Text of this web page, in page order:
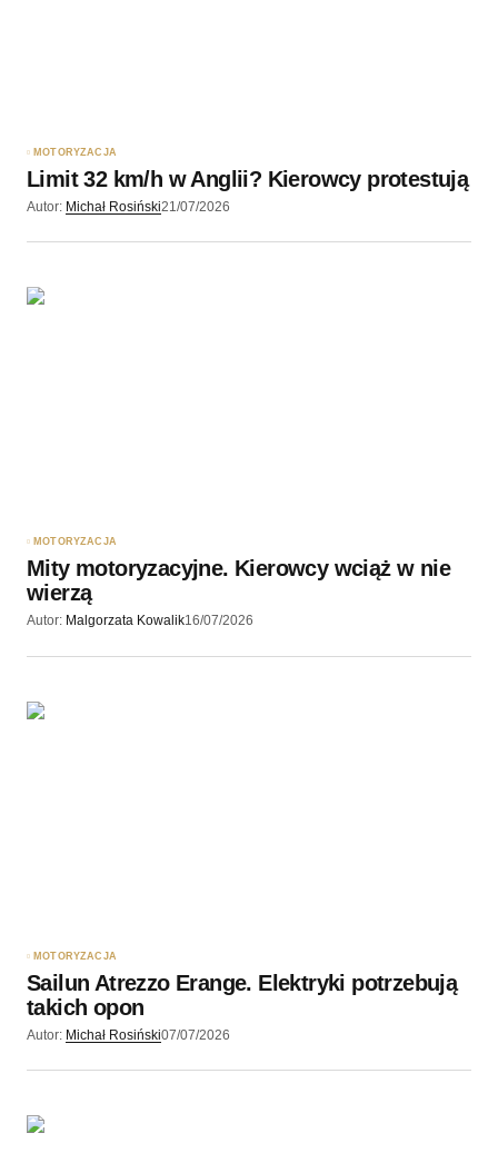
Wyślij komentarz
MOTORYZACJA
Limit 32 km/h w Anglii? Kierowcy protestują
Autor: Michał Rosiński21/07/2026
MOTORYZACJA
Mity motoryzacyjne. Kierowcy wciąż w nie
wierzą
Autor: Malgorzata Kowalik16/07/2026
MOTORYZACJA
Sailun Atrezzo Erange. Elektryki potrzebują
takich opon
Autor: Michał Rosiński07/07/2026